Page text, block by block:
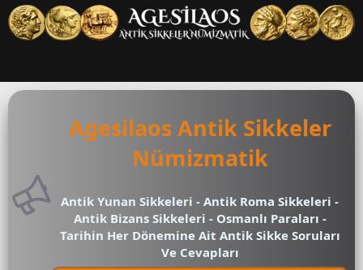
Agesilaos Antik Sikkeler
Nümizmatik
Antik Yunan Sikkeleri - Antik Roma Sikkeleri -
Antik Bizans Sikkeleri - Osmanlı Paraları -
Tarihin Her Dönemine Ait Antik Sikke Soruları
Ve Cevapları